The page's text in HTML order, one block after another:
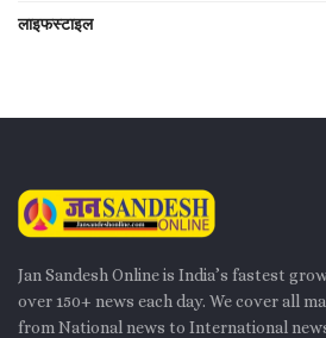
लाइफस्टाइल
Jan Sandesh Online is India’s fastest
over 150+ news each day. We cover all
from National news to International